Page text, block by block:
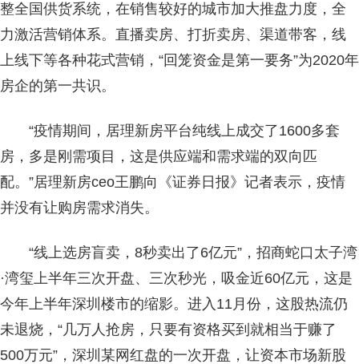
整全国供货系统，在销售较好的城市加大推盘力度，全
力激活营销体系。直播卖房、打折卖房、渠道带客，线
上线下等各种花式营销，“回笼资金是第一要务”为2020年
房企的第一共识。
“疫情期间，居理新房平台纯线上成交了1600多套
房，多是刚需项目，这是供应端和需求端的双向匹
配。”居理新房ceo王鹏向《证券日报》记者表示，疫情
并没有让购房需求消失。
“线上选房盲卖，8秒卖出了6亿元”，招商蛇口太子湾
·湾玺上半年三次开盘、三次秒光，吸金近60亿元，这是
今年上半年深圳楼市的缩影。进入11月份，这股热流仍
未退烧，“几万人抢房，只要有资格买到就相当于赚了
500万元”，深圳某网红盘的一次开盘，让资本市场新股